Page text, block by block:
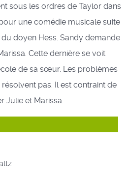
sous les ordres de Taylor dans
une comédie musicale suite
doyen Hess. Sandy demande
Cette dernière se voit
de sa sœur. Les problèmes
pas. Il est contraint de
Julie et Marissa.